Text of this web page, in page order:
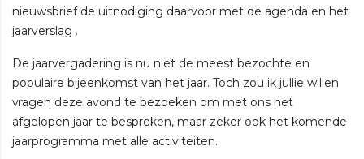
nieuwsbrief de uitnodiging daarvoor met de agenda en het
jaarverslag .
De jaarvergadering is nu niet de meest bezochte en
populaire bijeenkomst van het jaar. Toch zou ik jullie willen
vragen deze avond te bezoeken om met ons het
afgelopen jaar te bespreken, maar zeker ook het komende
jaarprogramma met alle activiteiten.